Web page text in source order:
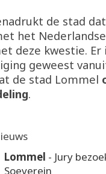
de stad
het
deze kwestie.
geweest
de stad Lommel
.
Lommel - Jury
Soeverein